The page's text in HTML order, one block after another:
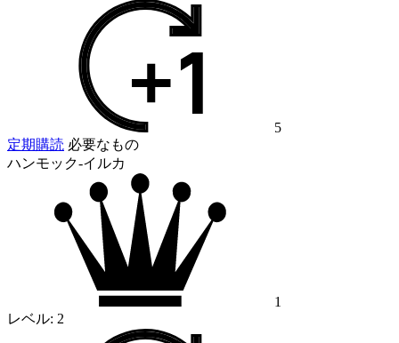
5
定期購読 必要なもの
ハンモック-イルカ
1
レベル: 2